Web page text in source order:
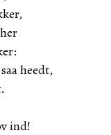
heedt,
ind!